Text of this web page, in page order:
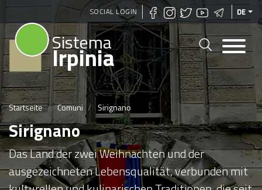
Direkt
zum
Inhalt
SOCIAL LOGIN DE
Sistema
Irpinia
Startseite Comuni Sirignano
Sirignano
Das Land der zwei Weihnachten und der
ausgezeichneten Lebensqualität, verbunden mit